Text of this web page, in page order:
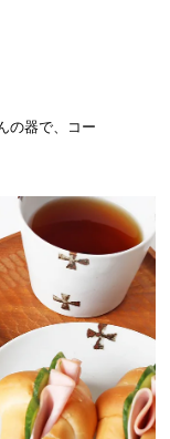
の器で、コー